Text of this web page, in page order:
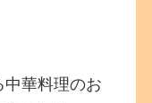
華料理のお